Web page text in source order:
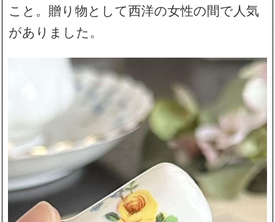
こと。贈り物として西洋の女性の間で人気
がありました。